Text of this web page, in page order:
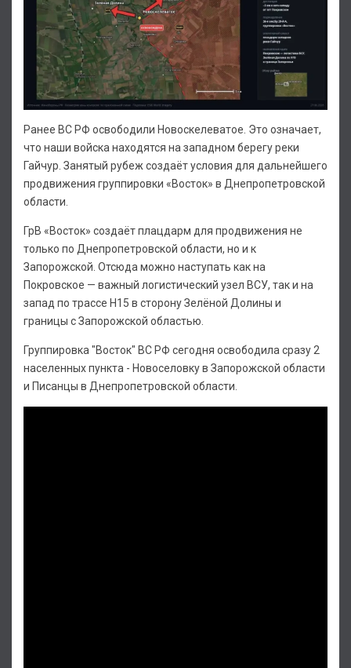
Ранее ВС РФ освободили Новоскелеватое. Это означает,
что наши войска находятся на западном берегу реки
Гайчур. Занятый рубеж создаёт условия для дальнейшего
продвижения группировки «Восток» в Днепропетровской
области.
ГрВ «Восток» создаёт плацдарм для продвижения не
только по Днепропетровской области, но и к
Запорожской. Отсюда можно наступать как на
Покровское — важный логистический узел ВСУ, так и на
запад по трассе Н15 в сторону Зелёной Долины и
границы с Запорожской областью.
Группировка "Восток" ВС РФ сегодня освободила сразу 2
населенных пункта - Новоселовку в Запорожской области
и Писанцы в Днепропетровской области.